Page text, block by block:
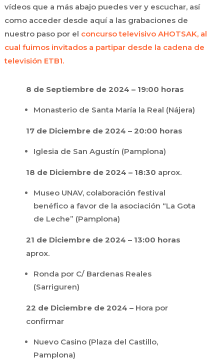
vídeos que a más abajo puedes ver y escuchar, así
como acceder desde aquí a las grabaciones de
nuestro paso por el concurso televisivo AHOTSAK, al
cual fuimos invitados a partipar desde la cadena de
televisión ETB1.
8 de Septiembre de 2024 – 19:00 horas
Monasterio de Santa María la Real (Nájera)
17 de Diciembre de 2024 – 20:00 horas
Iglesia de San Agustín (Pamplona)
18 de Diciembre de 2024 – 18:30 aprox.
Museo UNAV, colaboración festival
benéfico a favor de la asociación “La Gota
de Leche” (Pamplona)
21 de Diciembre de 2024 – 13:00 horas
aprox.
Ronda por C/ Bardenas Reales
(Sarriguren)
22 de Diciembre de 2024 – Hora por
confirmar
Nuevo Casino (Plaza del Castillo,
Pamplona)